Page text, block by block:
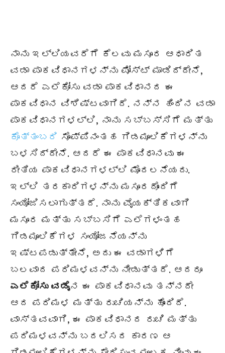
ನಾನು ಇಲ್ಲಿಯವರೆಗೆ ಕೆಲವು ಮಸೂರ ಆಧಾರಿತ
ವಡಾ ಪಾಕವಿಧಾನಗಳನ್ನು ಪೋಸ್ಟ್ ಮಾಡಿದ್ದೇನೆ,
ಆದರೆ ಎಲೆಕೋಸು ವಡಾ ಪಾಕವಿಧಾನದ ಈ
ಪಾಕವಿಧಾನ ವಿಶಿಷ್ಟವಾಗಿದೆ. ನನ್ನ ಹಿಂದಿನ ವಡಾ
ಪಾಕವಿಧಾನಗಳಲ್ಲಿ, ನಾನು ಸಬ್ಬಸ್ಸಿಗೆ ಮತ್ತು
ಕೊತ್ತಂಬರಿ ಸೊಪ್ಪಿನಂತಹ ಗಿಡಮೂಲಿಕೆಗಳನ್ನು
ಬಳಸಿದ್ದೇನೆ. ಆದರೆ ಈ ಪಾಕವಿಧಾನವು ಈ
ರೀತಿಯ ಪಾಕವಿಧಾನಗಳಲ್ಲಿ ಮೊದಲನೆಯದು.
ಇಲ್ಲಿ ತರಕಾರಿಗಳನ್ನು ಮಸೂರದೊಂದಿಗೆ
ಸಂಯೋಜಿಸಲಾಗುತ್ತದೆ. ನಾನು ವೈಯಕ್ತಿಕವಾಗಿ
ಮಸೂರ ಮತ್ತು ಸಬ್ಬಸಿಗೆ ಎಲೆಗಳಂತಹ
ಗಿಡಮೂಲಿಕೆಗಳ ಸಂಯೋಜನೆಯನ್ನು
ಇಷ್ಟಪಡುತ್ತೇನೆ, ಅದು ಈ ವಡಾಗಳಿಗೆ
ಬಲವಾದ ಪರಿಮಳವನ್ನು ನೀಡುತ್ತದೆ. ಆದರೂ
ಎಲೆಕೋಸು ವಡೈನ ಈ ಪಾಕವಿಧಾನವು ತನ್ನದೇ
ಆದ ಪರಿಮಳ ಮತ್ತು ರುಚಿಯನ್ನು ಹೊಂದಿದೆ.
ವಾಸ್ತವವಾಗಿ, ಈ ಪಾಕವಿಧಾನದ ರುಚಿ ಮತ್ತು
ಪರಿಮಳವನ್ನು ಬದಲಿಸದ ಕಾರಣ ಆ